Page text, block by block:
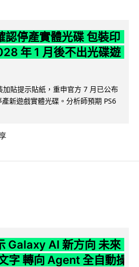
停產實體光碟 包裝印
年 1 月後不出光碟遊
加貼提示貼紙，重申官方 7 月已公布
新遊戲實體光碟。分析師預期 PS6
Galaxy AI 新方向 未來
字 轉向 Agent 全自動操